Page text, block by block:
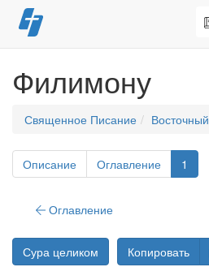
Перейти
к
Филимону
Священное Писание Восточный
Описание Оглавление 1
Оглавление
Сура целиком Копировать